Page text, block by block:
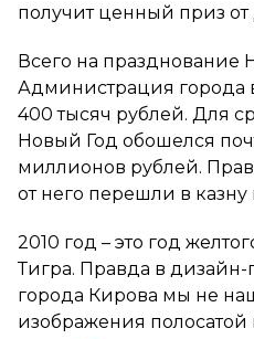
получит ценный приз
Всего на празднование
Администрация города
400 тысяч рублей. Для
Новый Год обошелся
миллионов рублей.
от него перешли в
2010 год – это год
Тигра. Правда в
города Кирова мы не
изображения